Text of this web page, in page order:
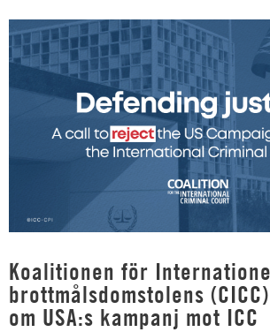
Koalitionen för
brottmålsdomstolens
om USA:s kampanj mot ICC